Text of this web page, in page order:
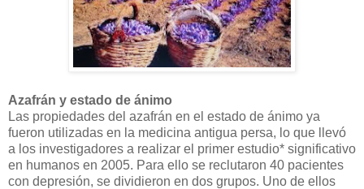
Azafrán y estado de ánimo
Las propiedades del azafrán en el estado de ánimo ya
fueron utilizadas en la medicina antigua persa, lo que llevó
a los investigadores a realizar el primer estudio* significativo
en humanos en 2005. Para ello se reclutaron 40 pacientes
con depresión, se dividieron en dos grupos. Uno de ellos